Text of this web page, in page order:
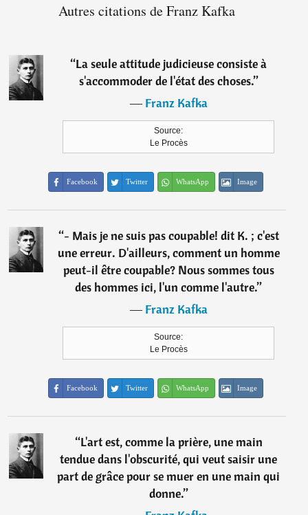
Autres citations de Franz Kafka
“La seule attitude judicieuse consiste à
s'accommoder de l'état des choses.”
―Franz Kafka
Source:
Le Procès
Facebook Twitter WhatsApp Image
“- Mais je ne suis pas coupable! dit K. ; c'est
une erreur. D'ailleurs, comment un homme
peut-il être coupable? Nous sommes tous
des hommes ici, l'un comme l'autre.”
―Franz Kafka
Source:
Le Procès
Facebook Twitter WhatsApp Image
“L'art est, comme la prière, une main
tendue dans l'obscurité, qui veut saisir une
part de grâce pour se muer en une main qui
donne.”